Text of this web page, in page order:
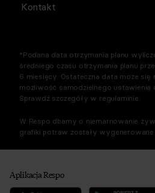
Kontakt
*Podana data otrzymania planu
średniego czasu otrzymania planu
6 miesięcy. Ostateczna data może się
możliwość samodzielnego ustawienia
Sprawdź szczegóły w regulaminie.
W Respo dbamy o niemarnowanie
grafiki potraw zostały wygenerowane
Aplikacja Respo